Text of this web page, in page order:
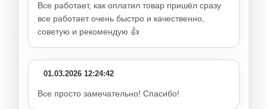
Все работает, как оплатил товар пришёл сразу
все работает очень быстро и качественно,
советую и рекомендую 👍
01.03.2026 12:24:42
Все просто замечательно! Спасибо!